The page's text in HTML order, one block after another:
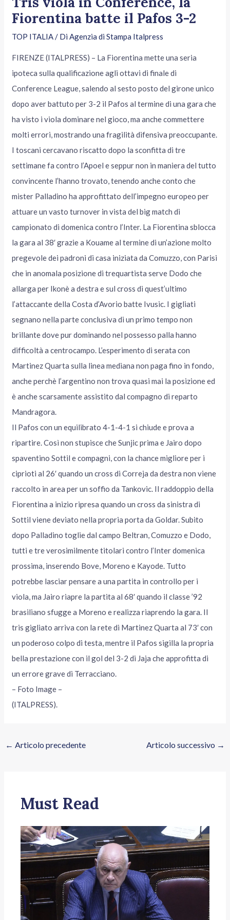
Fiorentina batte il Pafos 3-2
TOP ITALIA/ DiAgenzia di Stampa Italpress
FIRENZE (ITALPRESS) – La Fiorentina mette una seria
ipoteca sulla qualificazione agli ottavi di finale di
Conference League, salendo al sesto posto del girone unico
dopo aver battuto per 3-2 il Pafos al termine di una gara che
ha visto i viola dominare nel gioco, ma anche commettere
molti errori, mostrando una fragilità difensiva preoccupante.
I toscani cercavano riscatto dopo la sconfitta di tre
settimane fa contro l’Apoel e seppur non in maniera del tutto
convincente l’hanno trovato, tenendo anche conto che
mister Palladino ha approfittato dell’impegno europeo per
attuare un vasto turnover in vista del big match di
campionato di domenica contro l’Inter. La Fiorentina sblocca
la gara al 38′ grazie a Kouame al termine di un’azione molto
pregevole dei padroni di casa iniziata da Comuzzo, con Parisi
che in anomala posizione di trequartista serve Dodo che
allarga per Ikonè a destra e sul cross di quest’ultimo
l’attaccante della Costa d’Avorio batte Ivusic. I gigliati
segnano nella parte conclusiva di un primo tempo non
brillante dove pur dominando nel possesso palla hanno
difficoltà a centrocampo. L’esperimento di serata con
Martinez Quarta sulla linea mediana non paga fino in fondo,
anche perchè l’argentino non trova quasi mai la posizione ed
è anche scarsamente assistito dal compagno di reparto
Mandragora.
Il Pafos con un equilibrato 4-1-4-1 si chiude e prova a
ripartire. Così non stupisce che Sunjic prima e Jairo dopo
spaventino Sottil e compagni, con la chance migliore per i
ciprioti al 26′ quando un cross di Correja da destra non viene
raccolto in area per un soffio da Tankovic. Il raddoppio della
Fiorentina a inizio ripresa quando un cross da sinistra di
Sottil viene deviato nella propria porta da Goldar. Subito
dopo Palladino toglie dal campo Beltran, Comuzzo e Dodo,
tutti e tre verosimilmente titolari contro l’Inter domenica
prossima, inserendo Bove, Moreno e Kayode. Tutto
potrebbe lasciar pensare a una partita in controllo per i
viola, ma Jairo riapre la partita al 68′ quando il classe ’92
brasiliano sfugge a Moreno e realizza riaprendo la gara. Il
tris gigliato arriva con la rete di Martinez Quarta al 73′ con
un poderoso colpo di testa, mentre il Pafos sigilla la propria
bella prestazione con il gol del 3-2 di Jaja che approfitta di
un errore grave di Terracciano.
– Foto Image –
(ITALPRESS).
← Articolo precedente Articolo successivo →
Must Read